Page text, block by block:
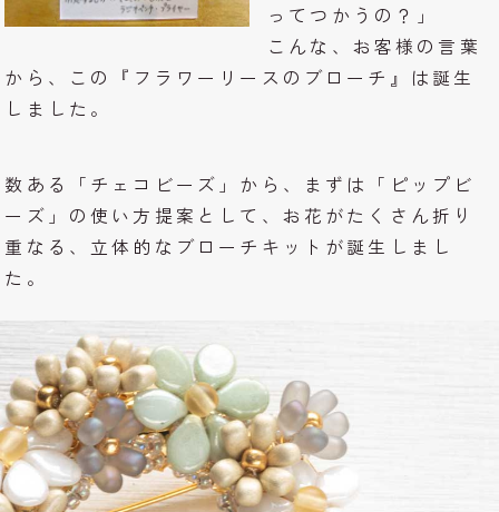
ってつかうの？」
こんな、お客様の言葉
から、 この『フラワーリースのブローチ』は誕生
しました。
数ある「チェコビーズ」から、まずは「ピップビ
ーズ」の使い方提案として、お花がたくさん折り
重なる、立体的なブローチキットが誕生しまし
た。